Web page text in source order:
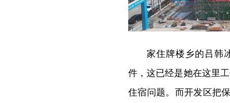
家住牌楼乡的吕韩
件，这已经是她在这里
住宿问题。而开发区把